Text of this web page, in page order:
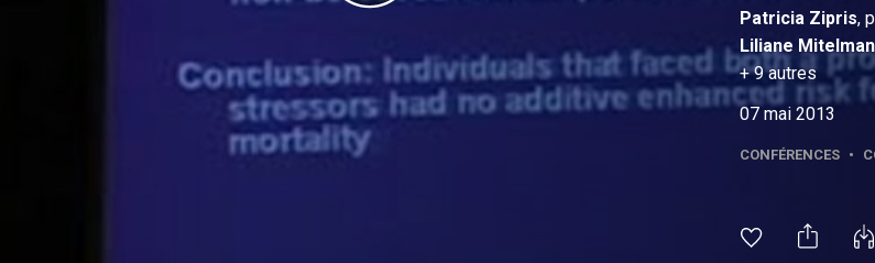
Patricia Zipris,
Liliane Mitelman
+9 autres
07 mai 2013
CONFÉRENCES •